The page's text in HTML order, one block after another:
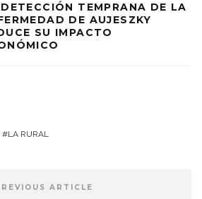
TEMPRANA DE LA
DE AUJESZKY
SU IMPACTO
LA RURAL
ARTICLE